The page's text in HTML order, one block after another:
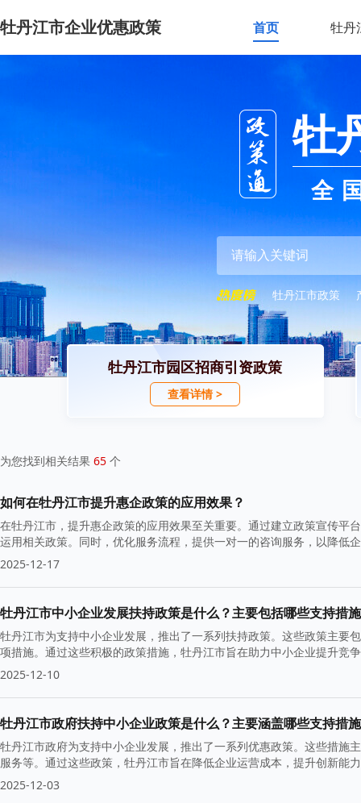
牡丹江市企业优惠政策 首页 牡丹
牡
全
牡丹江市政策
牡丹江市园区招商引资政策
查看详情 >
为您找到相关结果 65 个
如何在牡丹江市提升惠企政策的应用效果？
在牡丹江市，提升惠企政策的应用效果至关重要。通过建立政策宣传平
运用相关政策。同时，优化服务流程，提供一对一的咨询服务，以降低
策调整提供依据，从而实现更加精准的扶持。
2025-12-17
牡丹江市中小企业发展扶持政策是什么？主要包括哪些支持措
牡丹江市为支持中小企业发展，推出了一系列扶持政策。这些政策主要
项措施。通过这些积极的政策措施，牡丹江市旨在助力中小企业提升竞
2025-12-10
牡丹江市政府扶持中小企业政策是什么？主要涵盖哪些支持措
牡丹江市政府为支持中小企业发展，推出了一系列优惠政策。这些措施
服务等。通过这些政策，牡丹江市旨在降低企业运营成本，提升创新能
2025-12-03